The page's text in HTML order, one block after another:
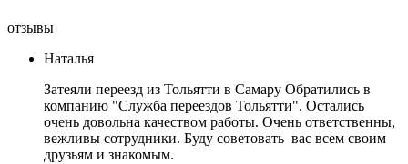
отзывы
Наталья
Затеяли переезд из Тольятти в Самару Обратились в
компанию "Служба переездов Тольятти". Остались
очень довольна качеством работы. Очень ответственны,
вежливы сотрудники. Буду советовать вас всем своим
друзьям и знакомым.